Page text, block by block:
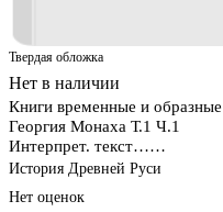
Твердая обложка
Нет в наличии
Книги временные и образные
Георгия Монаха Т.1 Ч.1
Интерпрет. текст…
(ПамРФипМДрРус) Матвеенко
История Древней Руси
Нет оценок